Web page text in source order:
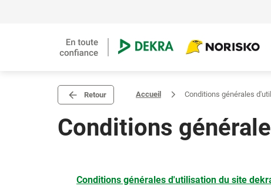
Retour Accueil Conditions générales
Conditions
Conditions générales d'utilisation du site